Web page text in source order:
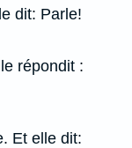
dit: Parle!
répondit :
Et elle dit: